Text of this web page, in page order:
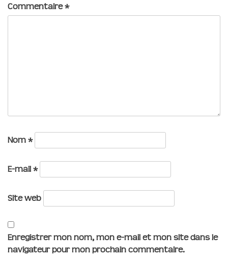
Commentaire*
Nom *
E-mail *
Site web
Enregistrer mon nom, mon e-mail et mon site dans le
navigateur pour mon prochain commentaire.